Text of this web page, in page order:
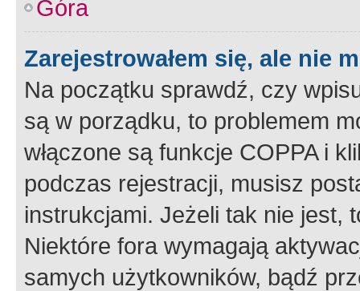
Góra
Zarejestrowałem się, ale nie
Na początku sprawdź, czy
są w porządku, to problemem
włączone są funkcje COPPA i
podczas rejestracji, musisz
instrukcjami. Jeżeli tak nie jest,
Niektóre fora wymagają
samych użytkowników, bądź